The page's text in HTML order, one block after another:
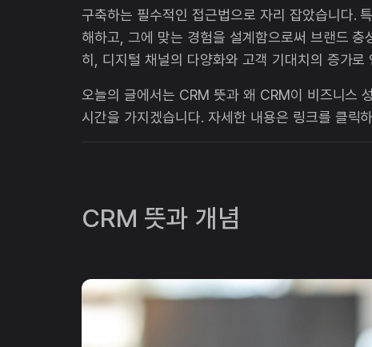
구축하는 필수적인 접근법으로 자리 잡았습니다.
해하고, 그에 맞는 경험을 설계함으로써 브랜드
히, 디지털 채널의 다양화와 고객 기대치의 증가
오늘의 글에서는 CRM 뜻과 왜 CRM이 비즈니스
시간을 가지겠습니다. 자세한 내용은 링크를 클릭
CRM 뜻과 개념